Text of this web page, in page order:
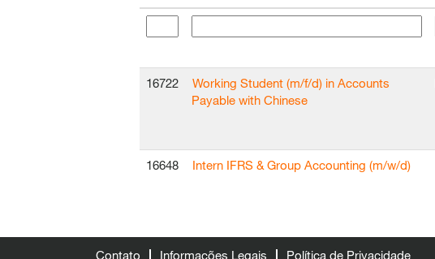
16722
Working Student (m/f/d) in Accounts
Payable with Chinese
16648 Intern IFRS & Group Accounting (m/w/d)
Contato Informações Legais Política de Privacidade